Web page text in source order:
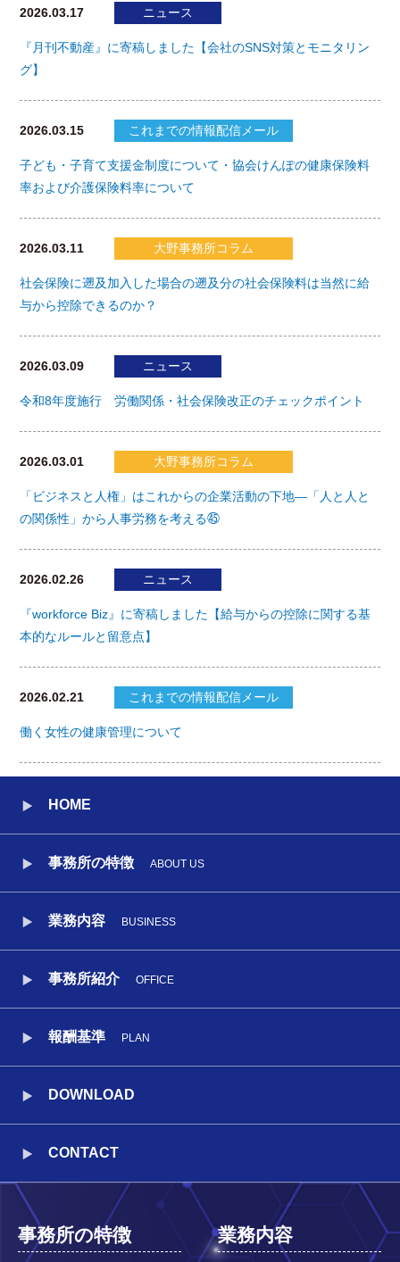
2026.03.17 ニュース
『月刊不動産』に寄稿しました【会社のSNS対策とモニタリン
グ】
2026.03.15 これまでの情報配信メール
子ども・子育て支援金制度について・協会けんぽの健康保険料
率および介護保険料率について
2026.03.11 大野事務所コラム
社会保険に遡及加入した場合の遡及分の社会保険料は当然に給
与から控除できるのか？
2026.03.09 ニュース
令和8年度施行 労働関係・社会保険改正のチェックポイント
2026.03.01 大野事務所コラム
「ビジネスと人権」はこれからの企業活動の下地―「人と人と
の関係性」から人事労務を考える㊺
2026.02.26 ニュース
『workforce Biz』に寄稿しました【給与からの控除に関する基
本的なルールと留意点】
2026.02.21 これまでの情報配信メール
働く女性の健康管理について
HOME
事務所の特徴 ABOUT US
業務内容 BUSINESS
事務所紹介 OFFICE
報酬基準 PLAN
DOWNLOAD
CONTACT
事務所の特徴 業務内容